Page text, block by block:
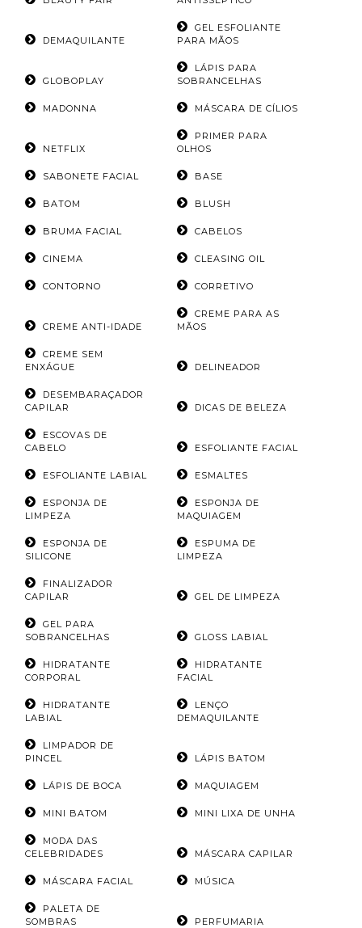
DEMAQUILANTE
GEL ESFOLIANTE
PARA MÃOS
GLOBOPLAY
LÁPIS PARA
SOBRANCELHAS
MADONNA MÁSCARA DE CÍLIOS
NETFLIX
PRIMER PARA
OLHOS
SABONETE FACIAL BASE
BATOM BLUSH
BRUMA FACIAL CABELOS
CINEMA CLEASING OIL
CONTORNO CORRETIVO
CREME ANTI-IDADE
CREME PARA AS
MÃOS
CREME SEM
ENXÁGUE
DELINEADOR
DESEMBARAÇADOR
CAPILAR
DICAS DE BELEZA
ESCOVAS DE
CABELO
ESFOLIANTE FACIAL
ESFOLIANTE LABIAL ESMALTES
ESPONJA DE
LIMPEZA
ESPONJA DE
MAQUIAGEM
ESPONJA DE
SILICONE
ESPUMA DE
LIMPEZA
FINALIZADOR
CAPILAR
GEL DE LIMPEZA
GEL PARA
SOBRANCELHAS
GLOSS LABIAL
HIDRATANTE
CORPORAL
HIDRATANTE
FACIAL
HIDRATANTE
LABIAL
LENÇO
DEMAQUILANTE
LIMPADOR DE
PINCEL
LÁPIS BATOM
LÁPIS DE BOCA MAQUIAGEM
MINI BATOM MINI LIXA DE UNHA
MODA DAS
CELEBRIDADES
MÁSCARA CAPILAR
MÁSCARA FACIAL MÚSICA
PALETA DE
SOMBRAS
PERFUMARIA